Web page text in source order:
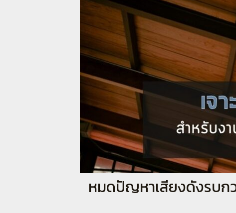
หมดปัญหาเสียงดังรบกว